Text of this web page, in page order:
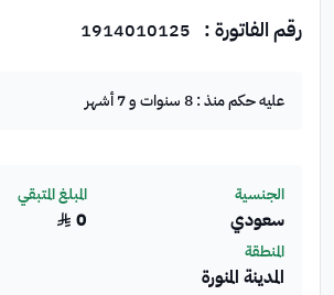
رقم الفاتورة : 1914010125
عليه حكم منذ :8 سنوات و 7 أشهر
الجنسية
سعودي
المبلغ المتبقي
﷼
المنطقة
المدينة المنورة